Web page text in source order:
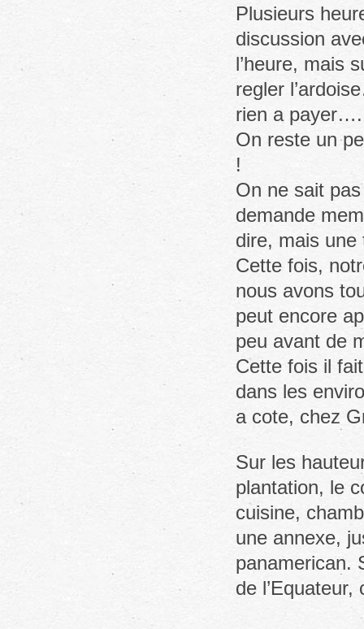
Plusieurs
discussion
l’heure, mais
regler
rien a payer….
On reste un
!
On ne sait
demande
dire, mais
Cette fois,
nous avons
peut encore
peu avant de
Cette fois il
dans les
a cote, chez
Sur les
plantation, le
cuisine,
une annexe,
panamerican.
de l’Equateur,